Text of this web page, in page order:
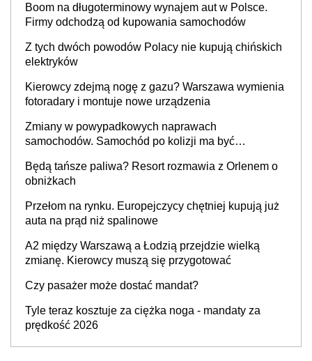
Boom na długoterminowy wynajem aut w Polsce.
Firmy odchodzą od kupowania samochodów
Z tych dwóch powodów Polacy nie kupują chińskich
elektryków
Kierowcy zdejmą nogę z gazu? Warszawa wymienia
fotoradary i montuje nowe urządzenia
Zmiany w powypadkowych naprawach
samochodów. Samochód po kolizji ma być
producenta
Będą tańsze paliwa? Resort rozmawia z Orlenem o
obniżkach
Przełom na rynku. Europejczycy chętniej kupują już
auta na prąd niż spalinowe
A2 między Warszawą a Łodzią przejdzie wielką
zmianę. Kierowcy muszą się przygotować
Czy pasażer może dostać mandat?
Tyle teraz kosztuje za ciężka noga - mandaty za
prędkość 2026